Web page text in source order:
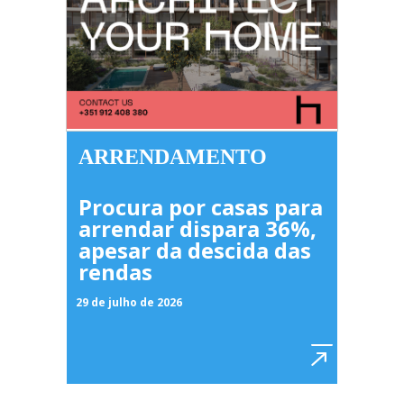
ARRENDAMENTO
Procura por casas para
arrendar dispara 36%,
apesar da descida das
rendas
29 de julho de 2026